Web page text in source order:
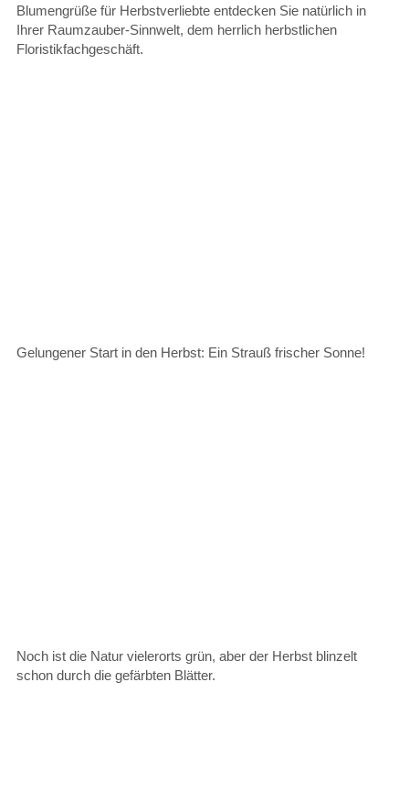
Blumengrüße für Herbstverliebte entdecken Sie natürlich in
Ihrer Raumzauber-Sinnwelt, dem herrlich herbstlichen
Floristikfachgeschäft.
Gelungener Start in den Herbst: Ein Strauß frischer Sonne!
Noch ist die Natur vielerorts grün, aber der Herbst blinzelt
schon durch die gefärbten Blätter.